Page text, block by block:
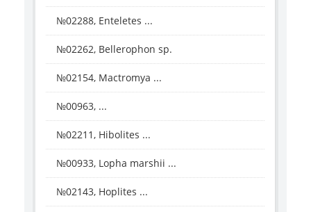
№02288, Enteletes ...
№02262, Bellerophon sp.
№02154, Mactromya ...
№00963, ...
№02211, Hibolites ...
№00933, Lopha marshii ...
№02143, Hoplites ...